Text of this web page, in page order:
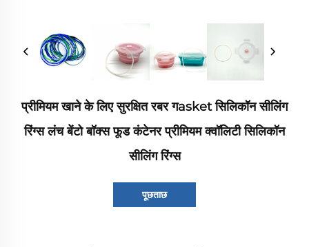
प्रीमियम खाने के लिए सुरक्षित रबर गasket सिलिकॉन सीलिंग
रिंग्स लंच बेंटो बॉक्स फूड कंटेनर प्रीमियम क्वॉलिटी सिलिकॉन
सीलिंग रिंग्स
पूछताछ